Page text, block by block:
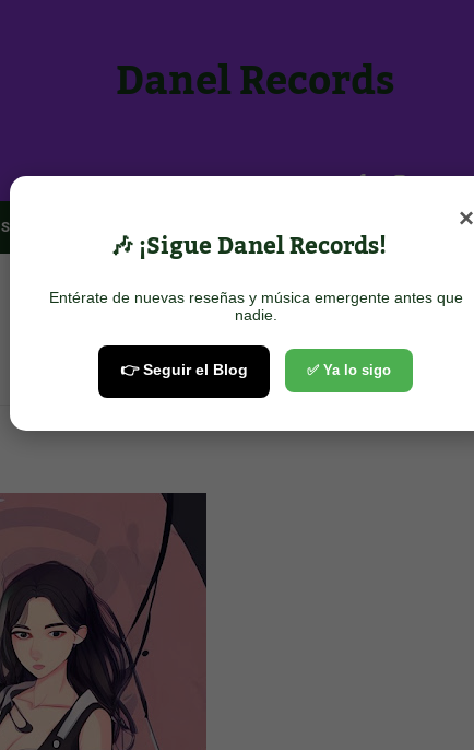
Danel Records
SPOTIFY ×
🎶 ¡Sigue Danel Records!
Entérate de nuevas reseñas y música emergente antes que
nadie.
👉 Seguir el Blog ✅ Ya lo sigo